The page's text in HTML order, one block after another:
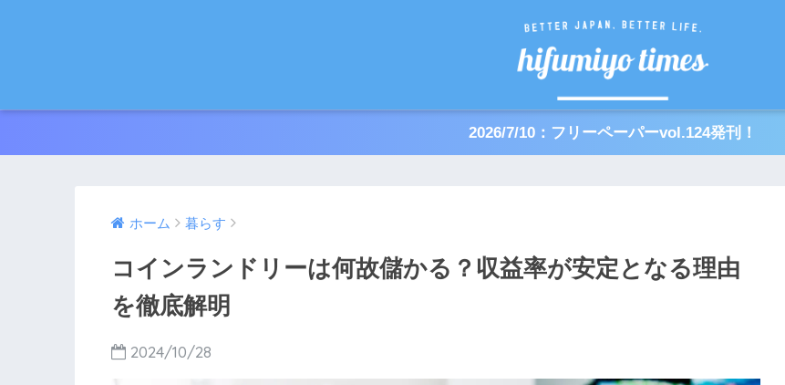
2026/7/10：フリーペーパーvol.124発刊！
ホーム 暮らす
コインランドリーは何故儲かる？収益率が安定となる理由
を徹底解明
2024/10/28